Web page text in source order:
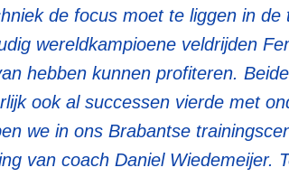
de focus moet te liggen in de
wereldkampioene veldrijden
hebben kunnen profiteren.
ook al successen vierde met
we in ons Brabantse
van coach Daniel Wiedemeijer.